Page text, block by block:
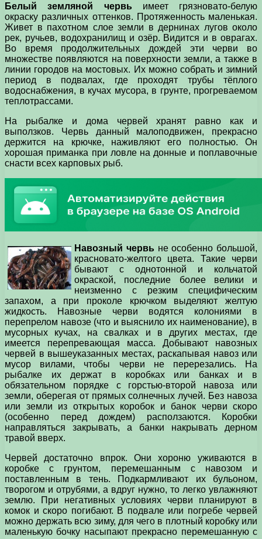
Белый земляной червьимеет грязновато-белую
окраску различных оттенков. Протяженность маленькая.
Живет в пахотном слое земли в дернинах лугов около
рек, ручьев, водохранилищ и озёр. Видится и в оврагах.
Во время продолжительных дождей эти черви во
множестве появляются на поверхности земли, а также в
линии городов на мостовых. Их можно собрать и зимний
период в подвалах, где проходят трубы тёплого
водоснабжения, в кучах мусора, в грунте, прогреваемом
теплотрассами.
На рыбалке и дома червей хранят равно как и
выползков. Червь данный малоподвижен, прекрасно
держится на крючке, наживляют его полностью. Он
хорошая приманка при ловле на донные и поплавочные
снасти всех карповых рыб.
Навозный червьне особенно большой,
красновато-желтого цвета. Такие черви
бывают с однотонной и кольчатой
окраской, последние более велики и
неизменно с резким специфическим
запахом, а при проколе крючком выделяют желтую
жидкость. Навозные черви водятся колониями в
перепрелом навозе (что и выяснило их наименование), в
мусорных кучах, на свалках и в других местах, где
имеется перепревающая масса. Добывают навозных
червей в вышеуказанных местах, раскапывая навоз или
мусор вилами, чтобы черви не перерезались. На
рыбалке их держат в коробках или банках и в
обязательном порядке с горстью-второй навоза или
земли, оберегая от прямых солнечных лучей. Без навоза
или земли из открытых коробок и банок черви скоро
(особенно перед дождем) расползаются. Коробки
направляться закрывать, а банки накрывать дерном
травой вверх.
Червей достаточно впрок. Они хороню уживаются в
коробке с грунтом, перемешанным с навозом и
поставленным в тень. Подкармливают их бульоном,
творогом и отрубями, а вдруг нужно, то легко увлажняют
землю. При негативных условиях черви планируют в
комок и скоро погибают. В подвале или погребе червей
можно держать всю зиму, для чего в плотный коробку или
маленькую бочку насыпают прекрасно перемешанную с